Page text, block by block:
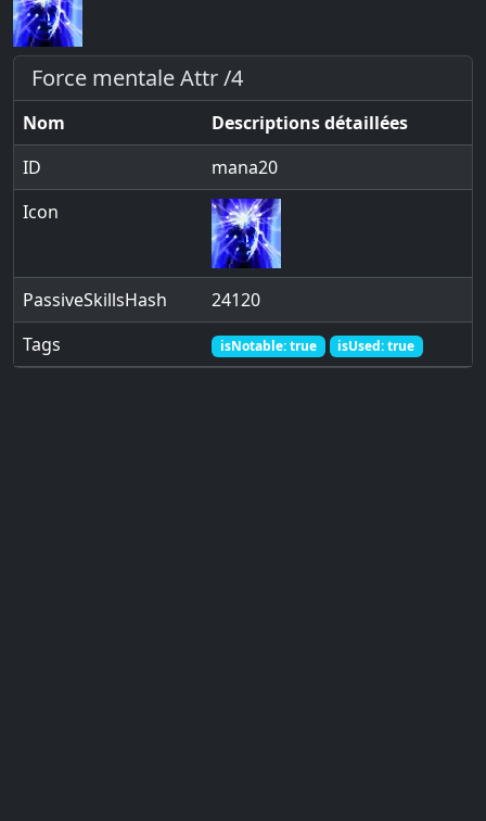
Force mentale Attr /4
Nom
Descriptions détaillées
ID
mana20
Icon
PassiveSkillsHash
24120
Tags
isNotable: true isUsed: true